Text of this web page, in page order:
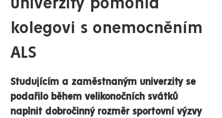
kolegovi s onemocněním
ALS
Studujícím a zaměstnaným univerzity se
podařilo během velikonočních svátků
naplnit dobročinný rozměr sportovní výzvy